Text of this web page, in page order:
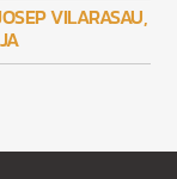
VILARASAU,